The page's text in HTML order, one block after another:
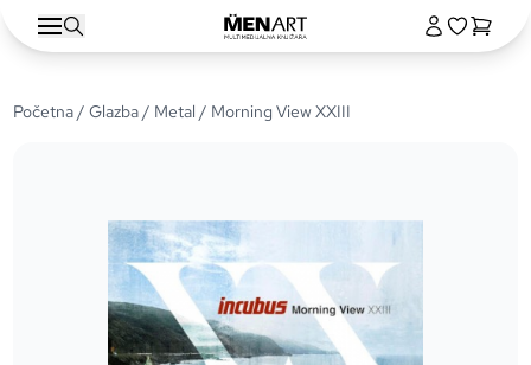
Početna/Glazba/ Metal / Morning View XXIII